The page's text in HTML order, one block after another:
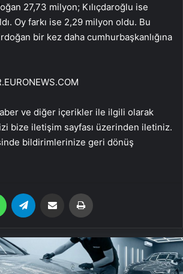
27,73 milyon; Kılıçdaroğlu ise
Oy farkı ise 2,29 milyon oldu. Bu
bir kez daha cumhurbaşkanlığına
ve diğer içerikler ile ilgili olarak
bize iletişim sayfası üzerinden iletiniz.
bildirimlerinize geri dönüş
WhatsApp Email'den paylaş